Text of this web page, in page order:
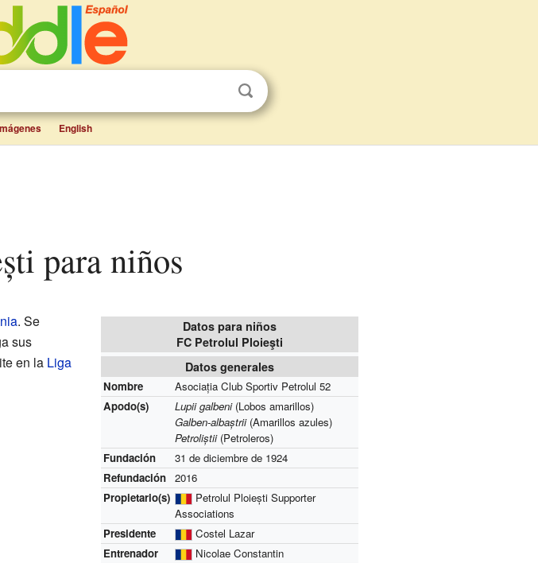
English
para niños
Datos para niños
FC Petrolul Ploieşti
Datos generales
Nombre
Asociația Club Sportiv Petrolul 52
Apodo(s)
Lupii galbeni(Lobos amarillos)
Galben-albaștrii(Amarillos azules)
Petroliștii(Petroleros)
Fundación
31 de diciembre de 1924
Refundación 2016
Propietario(s)
Petrolul Ploiești Supporter
Associations
Presidente
Costel Lazar
Entrenador
Nicolae Constantin
. Se
sus
en la Liga